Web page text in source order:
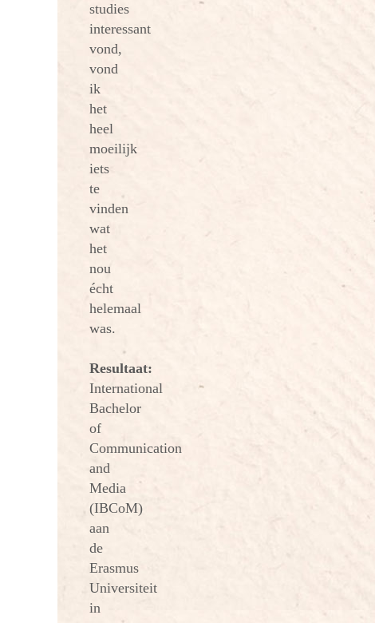
studies
interessant
vond,
vond
ik
het
heel
moeilijk
iets
te
vinden
wat
het
nou
écht
helemaal
was.
Resultaat:
International
Bachelor
of
Communication
and
Media
(IBCoM)
aan
de
Erasmus
Universiteit
in